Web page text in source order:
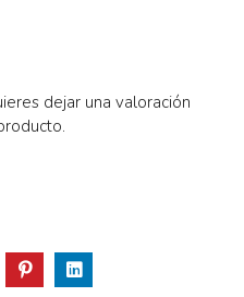
dejar una valoración